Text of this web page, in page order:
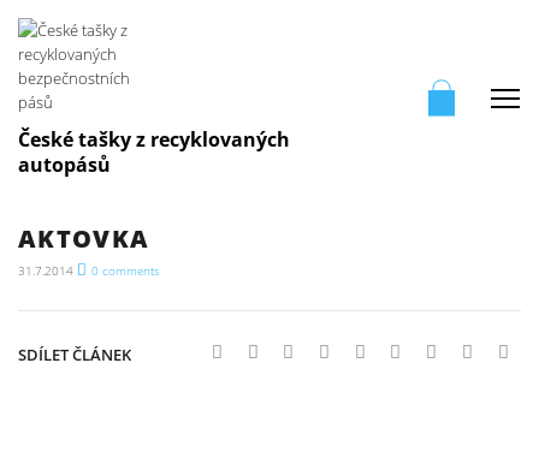
České tašky z recyklovaných
autopásů
AKTOVKA
31.7.2014 0 comments
SDÍLET ČLÁNEK